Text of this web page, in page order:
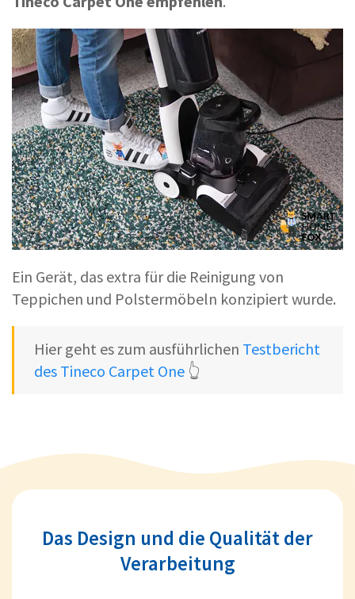
Ein Gerät, das extra für die Reinigung von
Teppichen und Polstermöbeln konzipiert wurde.
Hier geht es zum ausführlichen Testbericht
des Tineco Carpet One 👆
Das Design und die Qualität der
Verarbeitung